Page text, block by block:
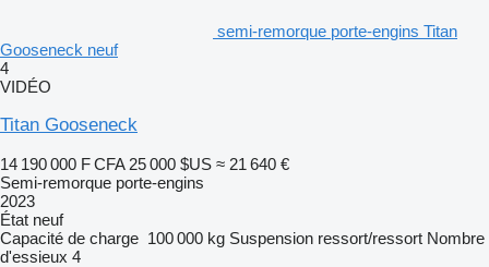
semi-remorque porte-engins Titan
Gooseneck neuf
4
VIDÉO
Titan Gooseneck
14 190 000 F CFA 25 000 $US ≈ 21 640 €
Semi-remorque porte-engins
2023
État neuf
Capacité de charge 100 000 kg Suspension ressort/ressort Nombre
d'essieux 4